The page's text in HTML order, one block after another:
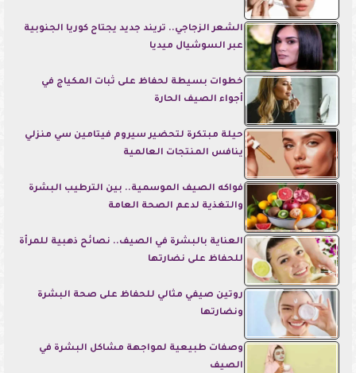
الشعر الزجاجي.. تريند جديد يجتاح كوريا الجنوبية
عبر السوشيال ميديا
خطوات بسيطة لحفاظ على ثبات المكياج في
أجواء الصيف الحارة
حيلة مبتكرة لتحضير سيروم فيتامين سي منزلي
ينافس المنتجات العالمية
فواكه الصيف الموسمية.. بين الترطيب البشرة
والتغذية لدعم الصحة العامة
العناية بالبشرة في الصيف.. نصائح ذهبية للمرأة
للحفاظ على نضارتها
روتين صيفي مثالي للحفاظ على صحة البشرة
ونضارتها
وصفات طبيعية لمواجهة مشاكل البشرة في
الصيف